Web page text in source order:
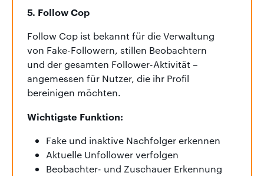
5. Follow Cop
Follow Cop ist bekannt für die Verwaltung
von Fake-Followern, stillen Beobachtern
und der gesamten Follower-Aktivität –
angemessen für Nutzer, die ihr Profil
bereinigen möchten.
Wichtigste Funktion:
Fake und inaktive Nachfolger erkennen
Aktuelle Unfollower verfolgen
Beobachter- und Zuschauer Erkennung